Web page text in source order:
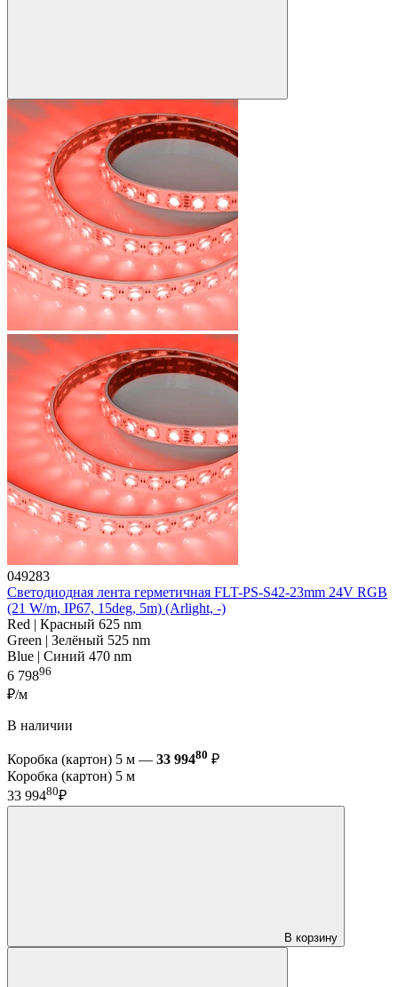
049283
Светодиодная лента герметичная FLT-PS-S42-23mm 24V RGB
(21 W/m, IP67, 15deg, 5m) (Arlight, -)
Red | Красный 625 nm
Green | Зелёный 525 nm
Blue | Синий 470 nm
6 79896
₽/м
В наличии
Коробка (картон) 5 м — 33 99480 ₽
Коробка (картон) 5 м
33 99480₽
В корзину